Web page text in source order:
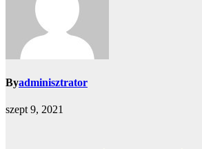
Byadminisztrator
szept 9, 2021